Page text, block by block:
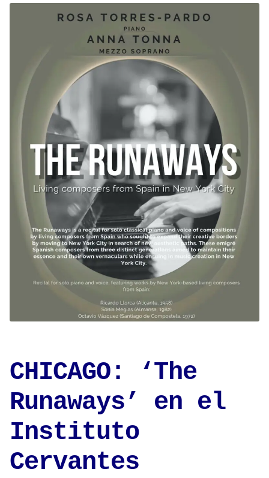
CHICAGO: ‘The
Runaways’ en el
Instituto
Cervantes